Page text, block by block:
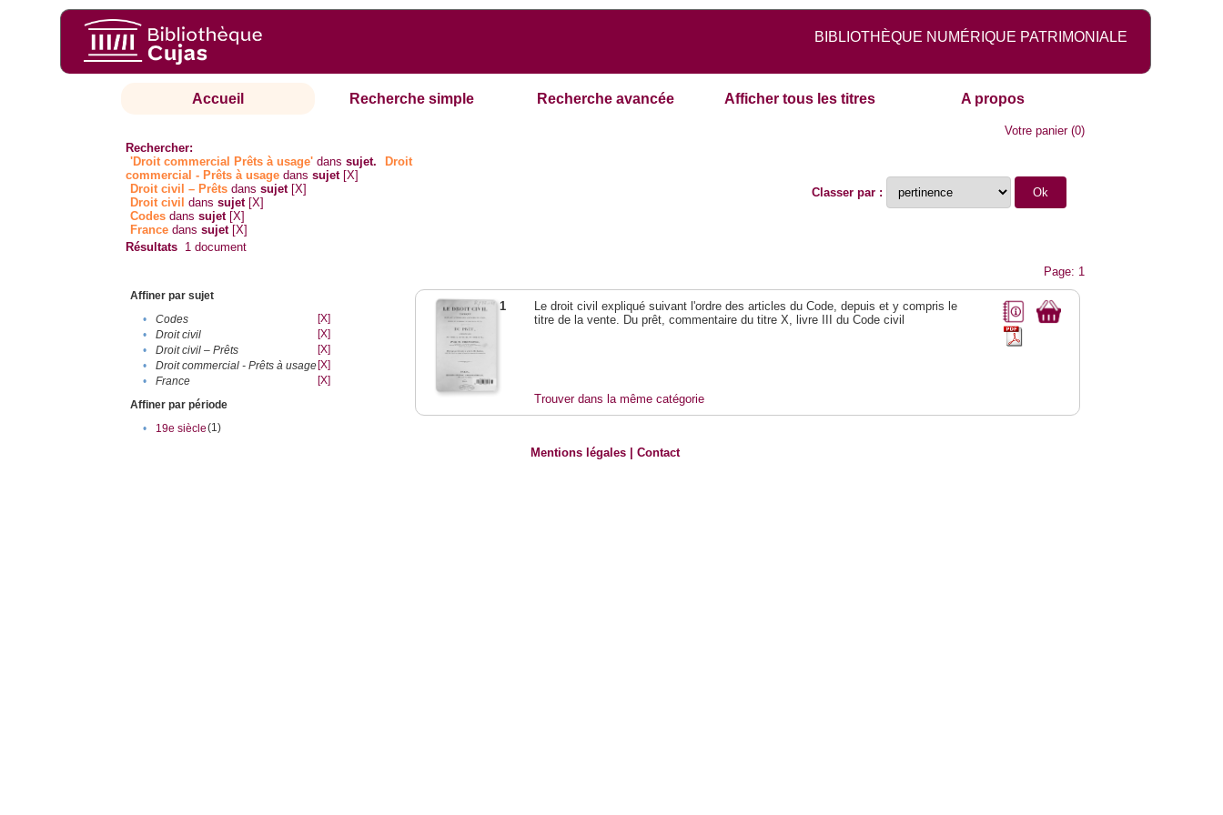
BIBLIOTHÈQUE NUMÉRIQUE PATRIMONIALE
Accueil Recherche simple Recherche avancée Afficher tous les titres A propos
Votre panier(0)
Rechercher:
'Droit commercial Prêts à usage' danssujet.
Droit
commercial - Prêts à usage danssujet [X]
Droit civil – Prêts danssujet [X]
Droit civil danssujet [X]
Codes danssujet [X]
France danssujet [X]
Classer par :
Résultats 1 document
Page: 1
Affiner par sujet
•
Codes
[X]
•
Droit civil
[X]
•
Droit civil – Prêts
[X]
•
Droit commercial - Prêts à usage[X]
•
France
[X]
Affiner par période
•
19e siècle(1)
1
Le droit civil expliqué suivant l'ordre des articles du Code, depuis et y compris le
titre de la vente. Du prêt, commentaire du titre X, livre III du Code civil
Trouver dans la même catégorie
Mentions légales |Contact